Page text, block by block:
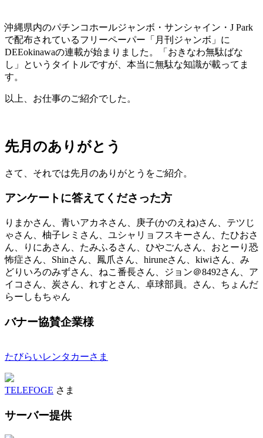
沖縄県内のパチンコホールジャンボ・サンシャイン・J Park
で配布されているフリーペーパー「月刊ジャンボ」に
DEEokinawaの連載が始まりました。「おきなわ無駄ばな
し」というタイトルですが、本当に無駄な知識が載ってま
す。
以上、お仕事のご紹介でした。
先月のありがとう
さて、それでは先月のありがとうをご紹介。
アンケートに答えてくださった方
りまかさん、青いアカネさん、庚子(かのえね)さん、テツじ
ゃさん、柚子レミさん、ユシャリョフスキーさん、たひおさ
ん、りにあさん、たみふるさん、ひやごんさん、おとーり恐
怖症さん、Shinさん、鳳爪さん、hiruneさん、kiwiさん、み
どりいろのみずさん、ねこ番長さん、ジョン＠8492さん、ア
イコさん、炭さん、れすとさん、卓球部員。さん、ちょんだ
らーしもちゃん
バナー協賛企業様
たびらいレンタカーさま
TELEFOGE さま
サーバー提供